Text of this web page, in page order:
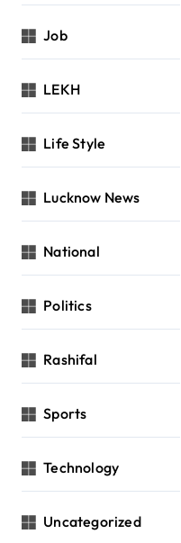
Job
LEKH
Life Style
Lucknow News
National
Politics
Rashifal
Sports
Technology
Uncategorized